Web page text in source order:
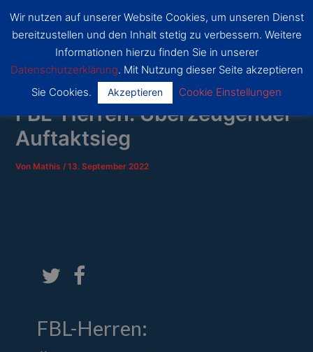
Inhalt
springen
SSF
Dragons
Bonn
Main
Menu
FBL-Herren: Überzeugender
Auftaktsieg
Von Mathis/13. September 2022
FBL-Herren:
Wir nutzen auf unserer Website Cookies, um unseren Dienst
bereitzustellen und den Inhalt stetig zu verbessern. Weitere
Informationen hierzu finden Sie in unserer
Datenschutzerklärung. Mit Nutzung dieser Seite akzeptieren
Sie Cookies.
Akzeptieren Cookie Einstellungen